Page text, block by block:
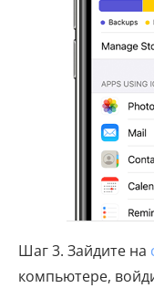
Шаг 3. Зайдите на
компьютере,